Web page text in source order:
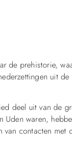
de prehistorie,
uit
deel uit van de
waren,
contacten met